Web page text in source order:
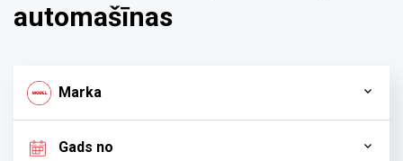
automašīnas
Marka
Gads no